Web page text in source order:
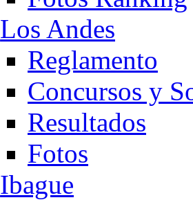
Los Andes
Reglamento
Concursos y
Resultados
Fotos
Ibague